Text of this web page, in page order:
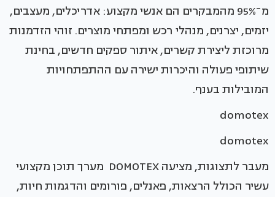
מ־95% מהמבקרים הם אנשי מקצוע: אדריכלים, מעצבים,
יזמים, יצרנים, מנהלי רכש ומפתחי מוצרים. זוהי הזדמנות
מרוכזת ליצירת קשרים, איתור ספקים חדשים, בחינת
שיתופי פעולה והיכרות ישירה עם ההתפתחויות
המובילות בענף.
domotex
domotex
מעבר לתצוגות, מציעה DOMOTEX מערך תוכן מקצועי
עשיר הכולל הרצאות, פאנלים, פורומים והדגמות חיות,